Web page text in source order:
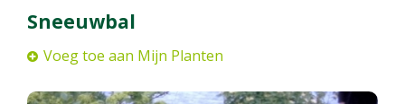
Sneeuwbal
Voeg toe aan Mijn Planten